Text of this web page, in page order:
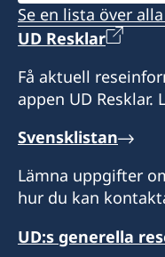
Se en lista över
UD Resklar
Få aktuell
appen UD Resklar.
Svensklistan
Lämna uppgifter
hur du kan
UD:s generella